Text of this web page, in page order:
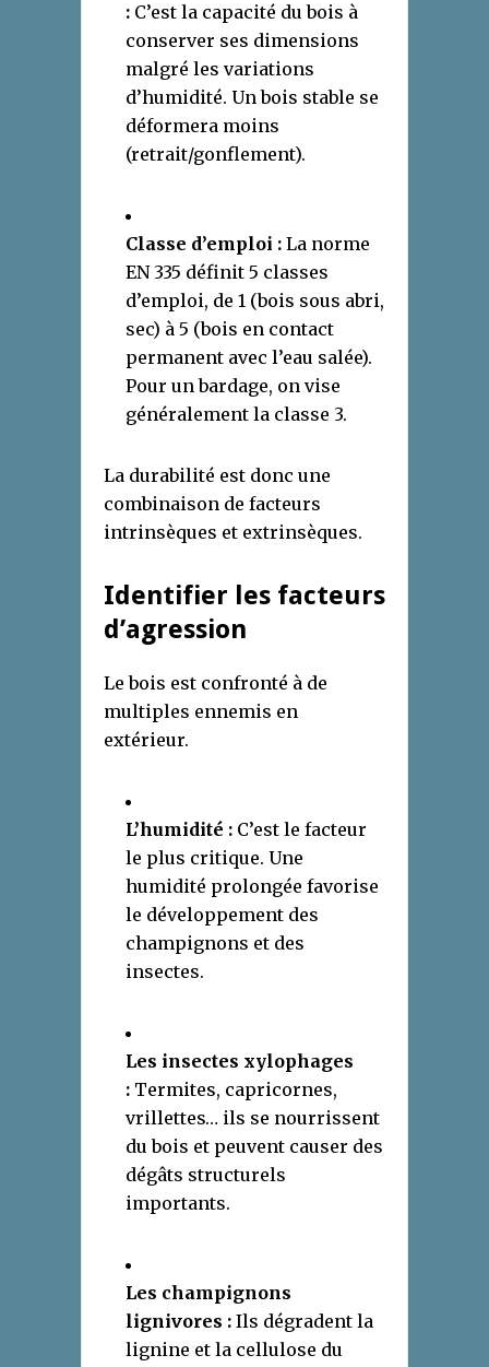
: C’est la capacité du bois à
conserver ses dimensions
malgré les variations
d’humidité. Un bois stable se
déformera moins
(retrait/gonflement).
Classe d’emploi : La norme
EN 335 définit 5 classes
d’emploi, de 1 (bois sous abri,
sec) à 5 (bois en contact
permanent avec l’eau salée).
Pour un bardage, on vise
généralement la classe 3.
La durabilité est donc une
combinaison de facteurs
intrinsèques et extrinsèques.
Identifier les facteurs
d’agression
Le bois est confronté à de
multiples ennemis en
extérieur.
L’humidité : C’est le facteur
le plus critique. Une
humidité prolongée favorise
le développement des
champignons et des
insectes.
Les insectes xylophages
: Termites, capricornes,
vrillettes… ils se nourrissent
du bois et peuvent causer des
dégâts structurels
importants.
Les champignons
lignivores : Ils dégradent la
lignine et la cellulose du